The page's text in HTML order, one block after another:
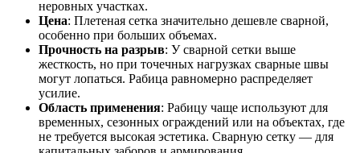
неровных участках.
Цена: Плетеная сетка значительно дешевле сварной,
особенно при больших объемах.
Прочность на разрыв: У сварной сетки выше
жесткость, но при точечных нагрузках сварные швы
могут лопаться. Рабица равномерно распределяет
усилие.
Область применения: Рабицу чаще используют для
временных, сезонных ограждений или на объектах, где
не требуется высокая эстетика. Сварную сетку — для